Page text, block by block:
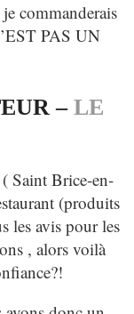
commanderais
PAS UN
– LE
Saint Brice-en-
(produits
les avis pour les
, alors voilà